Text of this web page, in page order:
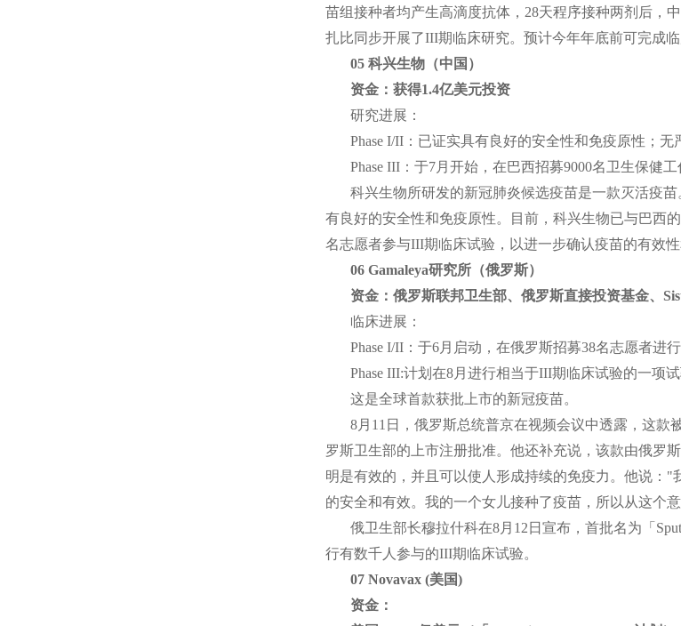
苗组接种者均产生高滴度抗体，28天程序接种两剂后，
扎比同步开展了III期临床研究。预计今年年底前可完成
05 科兴生物（中国）
资金：获得1.4亿美元投资
研究进展：
Phase I/II：已证实具有良好的安全性和免疫原性；无
Phase III：于7月开始，在巴西招募9000名卫生保健
科兴生物所研发的新冠肺炎候选疫苗是一款灭活疫
有良好的安全性和免疫原性。目前，科兴生物已与巴西
名志愿者参与III期临床试验，以进一步确认疫苗的有效
06 Gamaleya研究所（俄罗斯）
资金：俄罗斯联邦卫生部、俄罗斯直接投资基金、
临床进展：
Phase I/II：于6月启动，在俄罗斯招募38名志愿者进
Phase III:计划在8月进行相当于III期临床试验的一项
这是全球首款获批上市的新冠疫苗。
8月11日，俄罗斯总统普京在视频会议中透露，这款
罗斯卫生部的上市注册批准。他还补充说，该款由俄罗
明是有效的，并且可以使人形成持续的免疫力。他说
的安全和有效。我的一个女儿接种了疫苗，所以从这个
俄卫生部长穆拉什科在8月12日宣布，首批名为「
行有数千人参与的III期临床试验。
07 Novavax (美国)
资金：